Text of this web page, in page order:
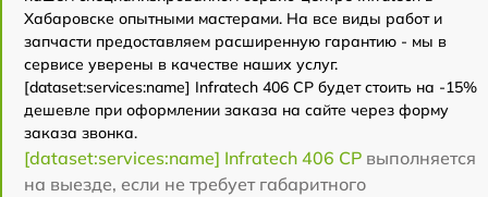
Хабаровске опытными мастерами. На все виды работ и
запчасти предоставляем расширенную гарантию - мы в
сервисе уверены в качестве наших услуг.
[dataset:services:name] Infratech 406 СР будет стоить на -15%
дешевле при оформлении заказа на сайте через форму
заказа звонка.
[dataset:services:name] Infratech 406 СР выполняется
на выезде, если не требует габаритного